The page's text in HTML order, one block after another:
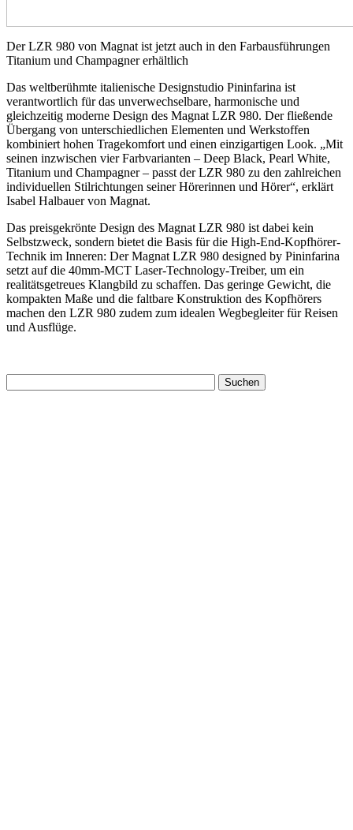
Der LZR 980 von Magnat ist jetzt auch in den Farbausführungen
Titanium und Champagner erhältlich
Das weltberühmte italienische Designstudio Pininfarina ist
verantwortlich für das unverwechselbare, harmonische und
gleichzeitig moderne Design des Magnat LZR 980. Der fließende
Übergang von unterschiedlichen Elementen und Werkstoffen
kombiniert hohen Tragekomfort und einen einzigartigen Look. „Mit
seinen inzwischen vier Farbvarianten – Deep Black, Pearl White,
Titanium und Champagner – passt der LZR 980 zu den zahlreichen
individuellen Stilrichtungen seiner Hörerinnen und Hörer“, erklärt
Isabel Halbauer von Magnat.
Das preisgekrönte Design des Magnat LZR 980 ist dabei kein
Selbstzweck, sondern bietet die Basis für die High-End-Kopfhörer-
Technik im Inneren: Der Magnat LZR 980 designed by Pininfarina
setzt auf die 40mm-MCT Laser-Technology-Treiber, um ein
realitätsgetreues Klangbild zu schaffen. Das geringe Gewicht, die
kompakten Maße und die faltbare Konstruktion des Kopfhörers
machen den LZR 980 zudem zum idealen Wegbegleiter für Reisen
und Ausflüge.